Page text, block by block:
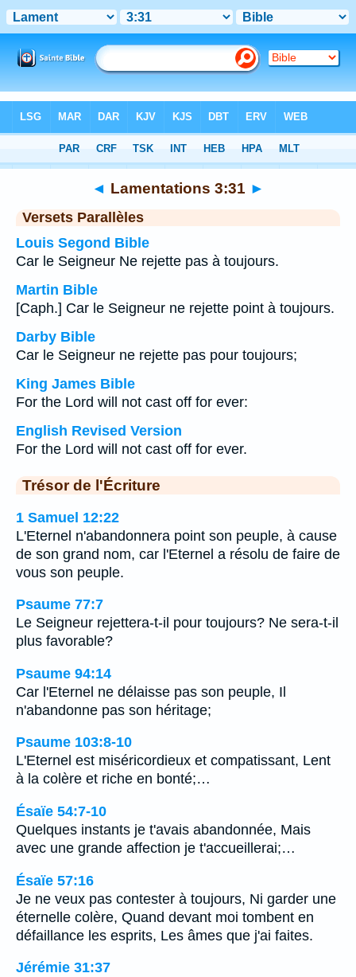
> Chapitre 3 > Verset 31
◄ Lamentations 3:31 ►
Versets Parallèles
Louis Segond Bible
Car le Seigneur Ne rejette pas à toujours.
Martin Bible
[Caph.] Car le Seigneur ne rejette point à toujours.
Darby Bible
Car le Seigneur ne rejette pas pour toujours;
King James Bible
For the Lord will not cast off for ever:
English Revised Version
For the Lord will not cast off for ever.
Trésor de l'Écriture
1 Samuel 12:22
L'Eternel n'abandonnera point son peuple, à cause
de son grand nom, car l'Eternel a résolu de faire de
vous son peuple.
Psaume 77:7
Le Seigneur rejettera-t-il pour toujours? Ne sera-t-il
plus favorable?
Psaume 94:14
Car l'Eternel ne délaisse pas son peuple, Il
n'abandonne pas son héritage;
Psaume 103:8-10
L'Eternel est miséricordieux et compatissant, Lent
à la colère et riche en bonté;…
Ésaïe 54:7-10
Quelques instants je t'avais abandonnée, Mais
avec une grande affection je t'accueillerai;…
Ésaïe 57:16
Je ne veux pas contester à toujours, Ni garder une
éternelle colère, Quand devant moi tombent en
défaillance les esprits, Les âmes que j'ai faites.
Jérémie 31:37